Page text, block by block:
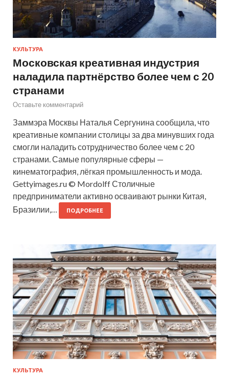
КУЛЬТУРА
Московская креативная индустрия
наладила партнёрство более чем с 20
странами
Оставьте комментарий
Заммэра Москвы Наталья Сергунина сообщила, что
креативные компании столицы за два минувших года
смогли наладить сотрудничество более чем с 20
странами. Самые популярные сферы —
кинематография, лёгкая промышленность и мода.
Gettyimages.ru © Mordolff Столичные
предприниматели активно осваивают рынки Китая,
Бразилии,…
ПОДРОБНЕЕ
КУЛЬТУРА